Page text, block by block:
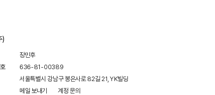
)
장민후
636-81-00389
서울특별시 강남구 봉은사로 82길 21, YK빌딩
메일 보내기
계정 문의